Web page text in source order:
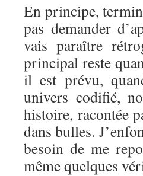
En principe,
pas demander
vais paraître
principal reste
il est prévu,
univers codifié,
histoire, racontée
dans bulles.
besoin de me
même quelques